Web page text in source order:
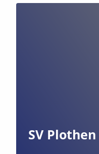
SV Plothen